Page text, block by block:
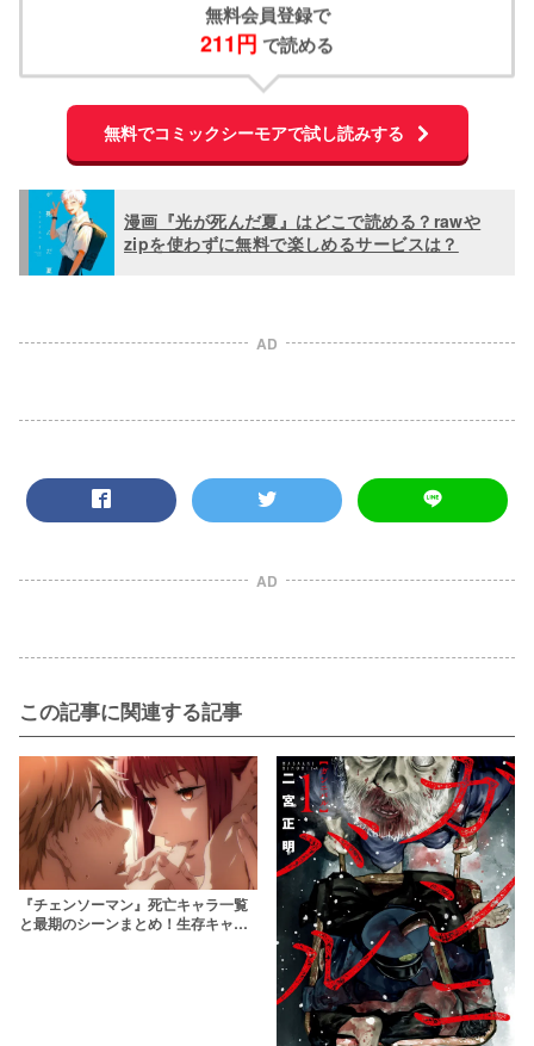
無料会員登録で
211円 で読める
無料でコミックシーモアで試し読みする
漫画『光が死んだ夏』はどこで読める？rawや
zipを使わずに無料で楽しめるサービスは？
AD
AD
この記事に関連する記事
『チェンソーマン』死亡キャラ一覧
と最期のシーンまとめ！生存キャラ